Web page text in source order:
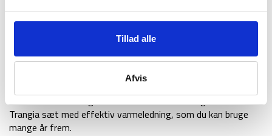
Tillad alle
Afvis
gasbrænder.
Trangia 25-1 UL er lavet i et letvægtsmateriale med en god
varmeledningsevne. Ultralet aluminium er en legering kaldet
5005 som er 50% stærkere end almindeligt aluminium, hvilket
gør at materialet er tyndere og derved lettere.
Du får derfor i Trangia 25-1 UL et slidstærkt og holdbart
Trangia sæt med effektiv varmeledning, som du kan bruge
mange år frem.